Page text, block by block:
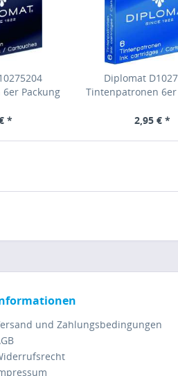
Packung
*
Diplomat
Tintenpatronen 6er
2,95 € *
und Zahlungsbedingungen